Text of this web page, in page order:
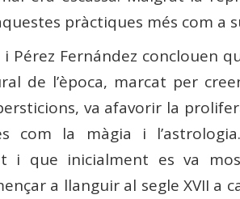
pràctiques més com a
Pérez Fernández conclouen
de l’època, marcat per
va afavorir la
com la màgia i
i que inicialment es va
a llanguir al segle XVII a